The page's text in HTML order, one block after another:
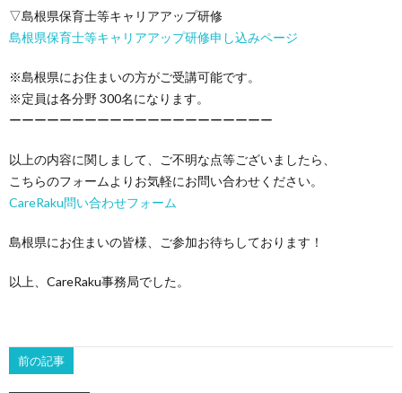
▽島根県保育士等キャリアアップ研修
島根県保育士等キャリアアップ研修申し込みページ
※島根県にお住まいの方がご受講可能です。
※定員は各分野 300名になります。
ーーーーーーーーーーーーーーーーーーーーー
以上の内容に関しまして、ご不明な点等ございましたら、
こちらのフォームよりお気軽にお問い合わせください。
CareRaku問い合わせフォーム
島根県にお住まいの皆様、ご参加お待ちしております！
以上、CareRaku事務局でした。
前の記事